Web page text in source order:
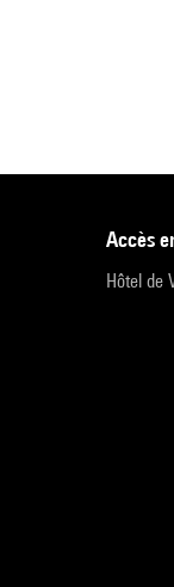
accès
Hôtel de